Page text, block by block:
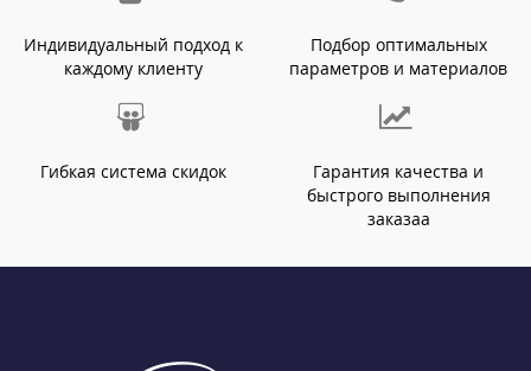
Индивидуальный подход к
каждому клиенту
Подбор оптимальных
параметров и материалов
Гибкая система скидок
Гарантия качества и
быстрого выполнения
заказаа